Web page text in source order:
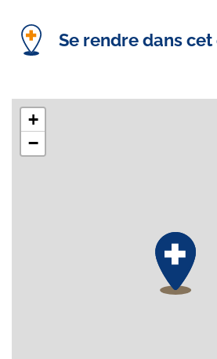
Se rendre dans
+
−